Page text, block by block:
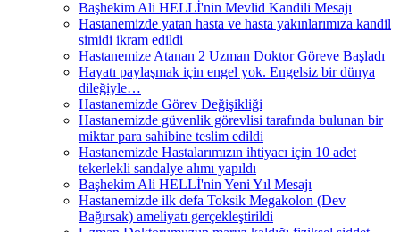
Başhekim Ali HELLİ'nin Mevlid Kandili Mesajı
Hastanemizde yatan hasta ve hasta yakınlarımıza kandil
simidi ikram edildi
Hastanemize Atanan 2 Uzman Doktor Göreve Başladı
Hayatı paylaşmak için engel yok. Engelsiz bir dünya
dileğiyle…
Hastanemizde Görev Değişikliği
Hastanemizde güvenlik görevlisi tarafında bulunan bir
miktar para sahibine teslim edildi
Hastanemizde Hastalarımızın ihtiyacı için 10 adet
tekerlekli sandalye alımı yapıldı
Başhekim Ali HELLİ'nin Yeni Yıl Mesajı
Hastanemizde ilk defa Toksik Megakolon (Dev
Bağırsak) ameliyatı gerçekleştirildi